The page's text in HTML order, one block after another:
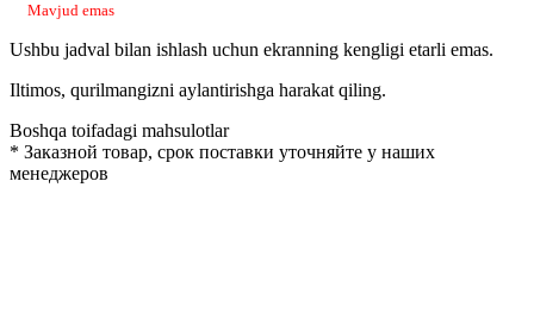
Mavjud emas
Ushbu jadval bilan ishlash uchun ekranning kengligi etarli emas.
Iltimos, qurilmangizni aylantirishga harakat qiling.
Boshqa toifadagi mahsulotlar
* Заказной товар, срок поставки уточняйте у наших
менеджеров